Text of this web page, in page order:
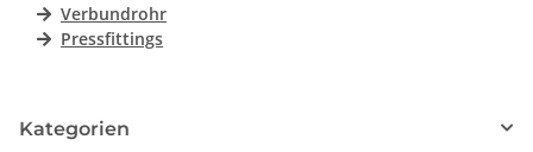
Verbundrohr
Pressfittings
Kategorien